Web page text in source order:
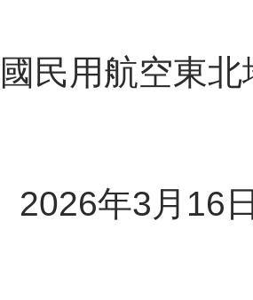
國民用航空東
2026年3月16日